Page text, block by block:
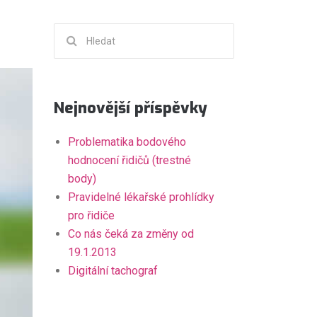
Nejnovější příspěvky
Problematika bodového
hodnocení řidičů (trestné
body)
Pravidelné lékařské prohlídky
pro řidiče
Co nás čeká za změny od
19.1.2013
Digitální tachograf